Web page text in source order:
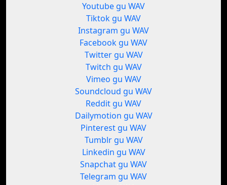
Youtube gu WAV
Tiktok gu WAV
Instagram gu WAV
Facebook gu WAV
Twitter gu WAV
Twitch gu WAV
Vimeo gu WAV
Soundcloud gu WAV
Reddit gu WAV
Dailymotion gu WAV
Pinterest gu WAV
Tumblr gu WAV
Linkedin gu WAV
Snapchat gu WAV
Telegram gu WAV